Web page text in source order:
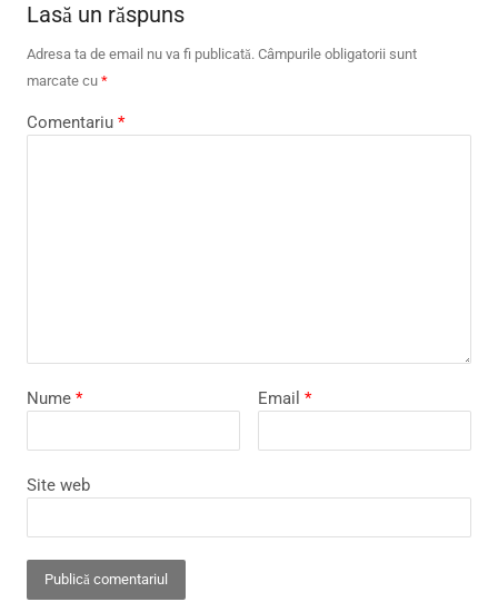
Lasă un răspuns
Adresa ta de email nu va fi publicată. Câmpurile obligatorii sunt
marcate cu *
Comentariu *
Nume * Email *
Site web